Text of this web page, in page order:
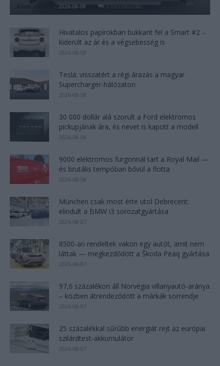
- 2026-08-08 0 hozzászólás
Hivatalos papírokban bukkant fel a Smart #2 –
kiderült az ár és a végsebesség is
2026-08-08
Tesla: visszatért a régi árazás a magyar
Supercharger-hálózaton
2026-08-08
30 000 dollár alá szorult a Ford elektromos
pickupjának ára, és nevet is kapott a modell
2026-08-08
9000 elektromos furgonnál tart a Royal Mail —
és brutális tempóban bővül a flotta
2026-08-08
München csak most érte utol Debrecent:
elindult a BMW i3 sorozatgyártása
2026-08-07
8500-an rendeltek vakon egy autót, amit nem
láttak — megkezdődött a Škoda Peaq gyártása
2026-08-07
97,6 százalékon áll Norvégia villanyautó-aránya
– közben átrendeződött a márkák sorrendje
2026-08-07
25 százalékkal sűrűbb energiát rejt az európai
szilárdtest-akkumulátor
2026-08-07